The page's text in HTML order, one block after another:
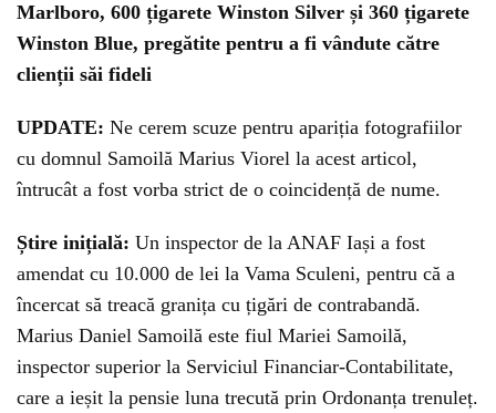
Marlboro, 600 țigarete Winston Silver și 360 țigarete
Winston Blue, pregătite pentru a fi vândute către
clienții săi fideli
UPDATE: Ne cerem scuze pentru apariția fotografiilor
cu domnul Samoilă Marius Viorel la acest articol,
întrucât a fost vorba strict de o coincidență de nume.
Știre inițială: Un inspector de la ANAF Iași a fost
amendat cu 10.000 de lei la Vama Sculeni, pentru că a
încercat să treacă granița cu țigări de contrabandă.
Marius Daniel Samoilă este fiul Mariei Samoilă,
inspector superior la Serviciul Financiar-Contabilitate,
care a ieșit la pensie luna trecută prin Ordonanța trenuleț.